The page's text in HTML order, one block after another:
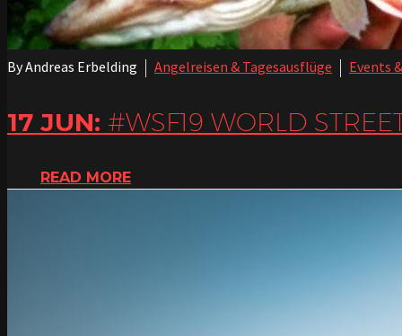
By Andreas Erbelding Angelreisen & Tagesausflüge Events
17 JUN: #WSF19 WORLD
READ MORE